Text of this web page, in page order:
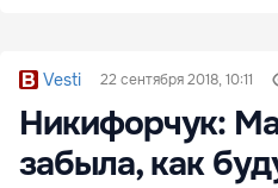
Vesti 22 сентября 2018, 10:11
Никифорчук:
забыла, как